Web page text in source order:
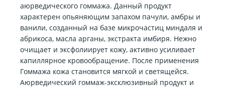
аюрведического гоммажа. Данный продукт
характерен опьяняющим запахом пачули, амбры и
ванили, созданный на базе микрочастиц миндаля и
абрикоса, масла арганы, экстракта имбиря. Нежно
очищает и эксфолиирует кожу, активно усиливает
капиллярное кровообращение. После применения
Гоммажа кожа становится мягкой и светящейся.
Аюрведический гоммаж-эксклюзивный продукт и